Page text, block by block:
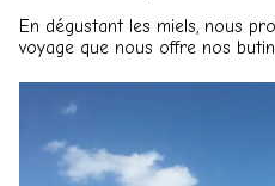
En dégustant les miels, nous
voyage que nous offre nos